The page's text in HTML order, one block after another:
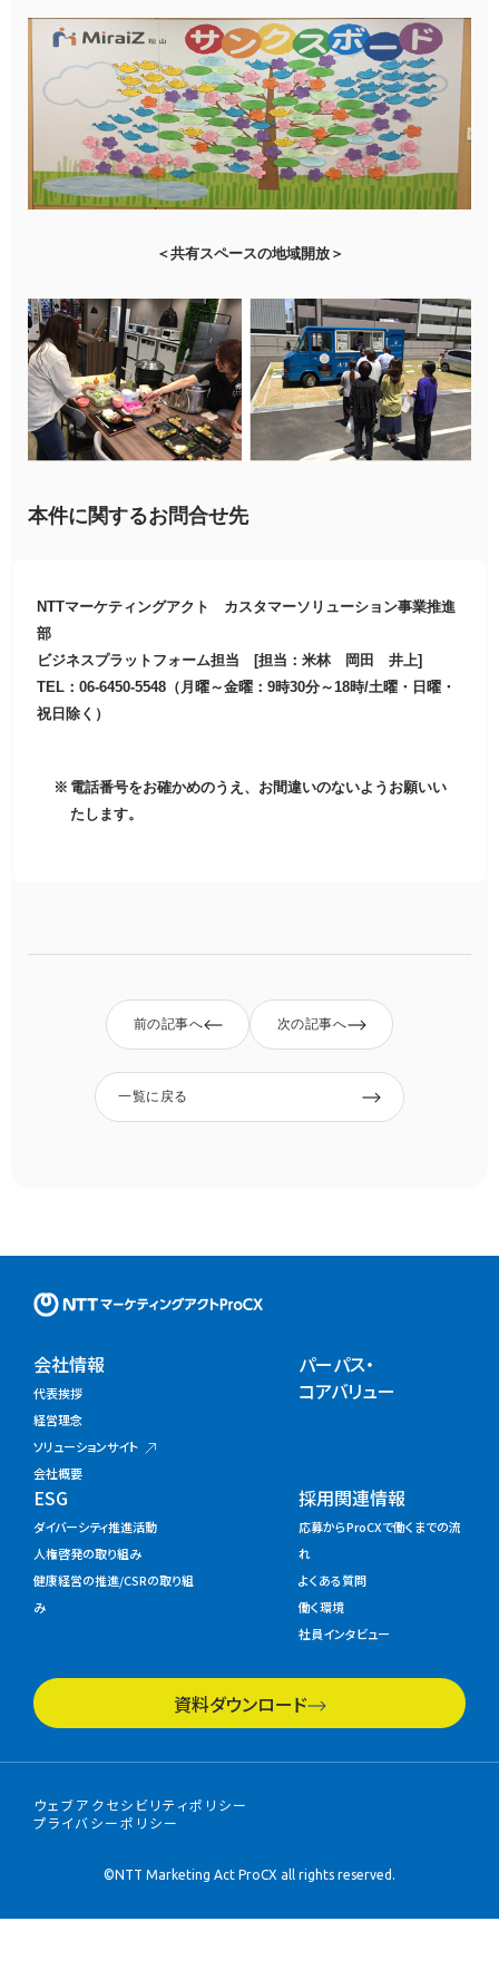
＜共有スペースの地域開放＞
本件に関するお問合せ先
NTTマーケティングアクト カスタマーソリューション事業推進
部
ビジネスプラットフォーム担当 [担当：米林 岡田 井上]
TEL：06-6450-5548（月曜～金曜：9時30分～18時/土曜・日曜・
祝日除く）
電話番号をお確かめのうえ、お間違いのないようお願いい
たします。
前の記事へ 次の記事へ
一覧に戻る
NTTマーケティングアクト
会社情報
代表挨拶
経営理念
ソリューションサイト
会社概要
パーパス・
コアバリュー
ESG
ダイバーシティ推進活動
人権啓発の取り組み
健康経営の推進/CSRの取り組
み
採用関連情報
応募からProCXで働くまでの流
れ
よくある質問
働く環境
社員インタビュー
資料ダウンロード
ウェブアクセシビリティポリシー
プライバシーポリシー
©NTT Marketing Act ProCX all rights reserved.